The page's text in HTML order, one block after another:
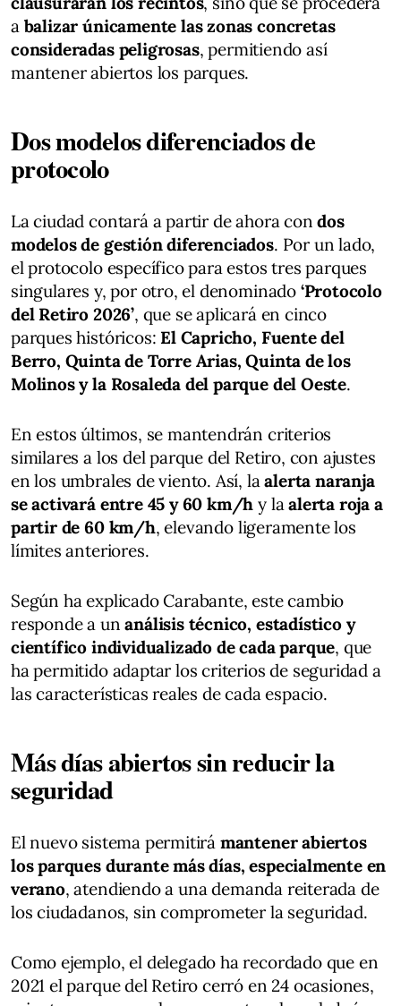
a balizar únicamente las zonas concretas
consideradas peligrosas, permitiendo así
mantener abiertos los parques.
Dos modelos diferenciados de
protocolo
La ciudad contará a partir de ahora condos
modelos de gestión diferenciados. Por un lado,
el protocolo específico para estos tres parques
singulares y, por otro, el denominado ‘Protocolo
del Retiro 2026’, que se aplicará en cinco
parques históricos: El Capricho, Fuente del
Berro, Quinta de Torre Arias, Quinta de los
Molinos y la Rosaleda del parque del Oeste.
En estos últimos, se mantendrán criterios
similares a los del parque del Retiro, con ajustes
en los umbrales de viento. Así, laalerta naranja
se activará entre 45 y 60 km/h y laalerta roja a
partir de 60 km/h, elevando ligeramente los
límites anteriores.
Según ha explicado Carabante, este cambio
responde a unanálisis técnico, estadístico y
científico individualizado de cada parque, que
ha permitido adaptar los criterios de seguridad a
las características reales de cada espacio.
Más días abiertos sin reducir la
seguridad
El nuevo sistema permitirá mantener abiertos
los parques durante más días, especialmente en
verano, atendiendo a una demanda reiterada de
los ciudadanos, sin comprometer la seguridad.
Como ejemplo, el delegado ha recordado que en
2021 el parque del Retiro cerró en 24 ocasiones,